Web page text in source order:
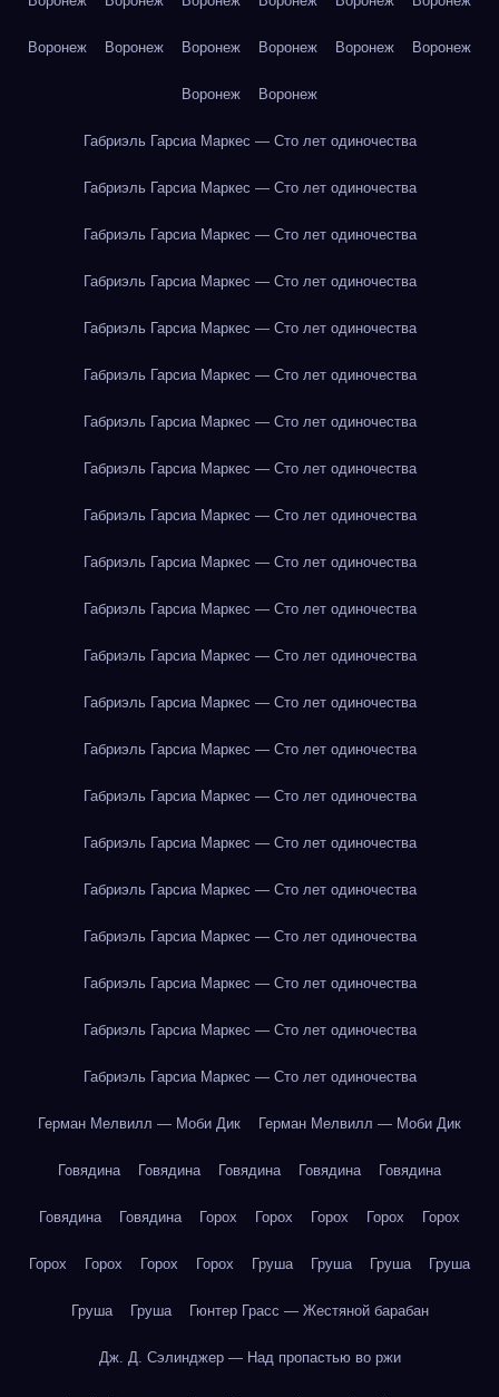
Воронеж Воронеж Воронеж Воронеж Воронеж Воронеж
Воронеж Воронеж
Габриэль Гарсиа Маркес — Сто лет одиночества
Габриэль Гарсиа Маркес — Сто лет одиночества
Габриэль Гарсиа Маркес — Сто лет одиночества
Габриэль Гарсиа Маркес — Сто лет одиночества
Габриэль Гарсиа Маркес — Сто лет одиночества
Габриэль Гарсиа Маркес — Сто лет одиночества
Габриэль Гарсиа Маркес — Сто лет одиночества
Габриэль Гарсиа Маркес — Сто лет одиночества
Габриэль Гарсиа Маркес — Сто лет одиночества
Габриэль Гарсиа Маркес — Сто лет одиночества
Габриэль Гарсиа Маркес — Сто лет одиночества
Габриэль Гарсиа Маркес — Сто лет одиночества
Габриэль Гарсиа Маркес — Сто лет одиночества
Габриэль Гарсиа Маркес — Сто лет одиночества
Габриэль Гарсиа Маркес — Сто лет одиночества
Габриэль Гарсиа Маркес — Сто лет одиночества
Габриэль Гарсиа Маркес — Сто лет одиночества
Габриэль Гарсиа Маркес — Сто лет одиночества
Габриэль Гарсиа Маркес — Сто лет одиночества
Габриэль Гарсиа Маркес — Сто лет одиночества
Габриэль Гарсиа Маркес — Сто лет одиночества
Герман Мелвилл — Моби Дик Герман Мелвилл — Моби Дик
Говядина Говядина Говядина Говядина Говядина
Говядина Говядина Горох Горох Горох Горох Горох
Горох Горох Горох Горох Груша Груша Груша Груша
Груша Груша Гюнтер Грасс — Жестяной барабан
Дж. Д. Сэлинджер — Над пропастью во ржи